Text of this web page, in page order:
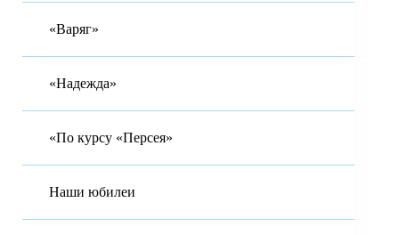
«Варяг»
«Надежда»
«По курсу «Персея»
Наши юбилеи